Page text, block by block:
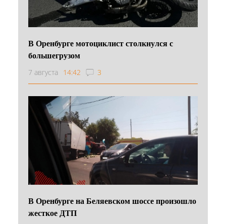
В Оренбурге мотоциклист столкнулся с
большегрузом
7 августа 14:42 3
В Оренбурге на Беляевском шоссе произошло
жесткое ДТП